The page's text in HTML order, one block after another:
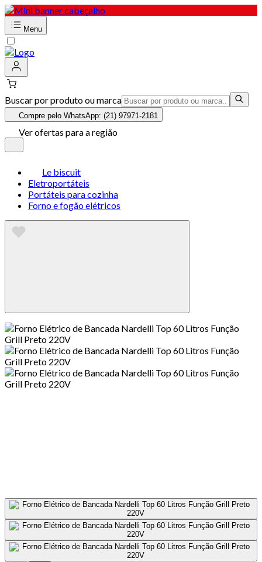
Menu
Buscar por produto ou marca
Compre pelo WhatsApp: (21) 97971-2181
Ver ofertas para a região
Le biscuit
Eletroportáteis
Portáteis para cozinha
Forno e fogão elétricos